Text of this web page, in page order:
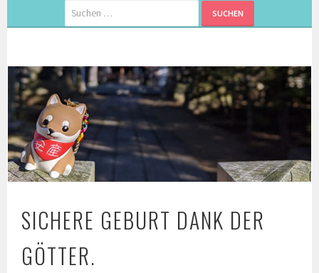
Suchen
nach:
SICHERE GEBURT DANK DER
GÖTTER.